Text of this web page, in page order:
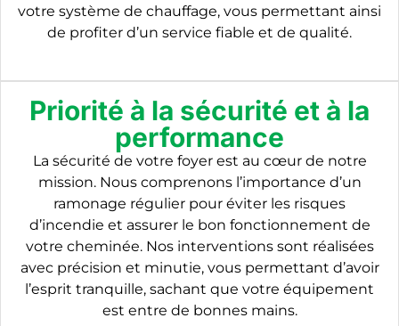
votre système de chauffage, vous permettant ainsi
de profiter d’un service fiable et de qualité.
Priorité à la sécurité et à la
performance
La sécurité de votre foyer est au cœur de notre
mission. Nous comprenons l’importance d’un
ramonage régulier pour éviter les risques
d’incendie et assurer le bon fonctionnement de
votre cheminée. Nos interventions sont réalisées
avec précision et minutie, vous permettant d’avoir
l’esprit tranquille, sachant que votre équipement
est entre de bonnes mains.